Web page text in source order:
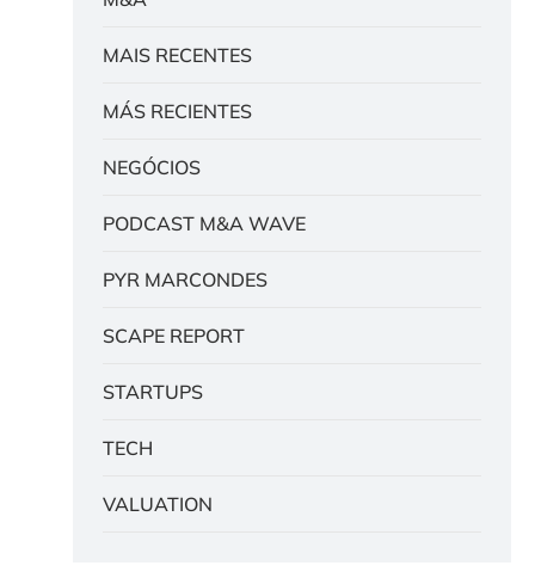
MAIS RECENTES
MÁS RECIENTES
NEGÓCIOS
PODCAST M&A WAVE
PYR MARCONDES
SCAPE REPORT
STARTUPS
TECH
VALUATION